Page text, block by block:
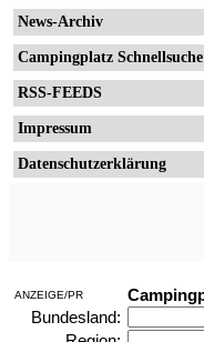
News-Archiv
Campingplatz Schnellsuche
RSS-FEEDS
Impressum
Datenschutzerklärung